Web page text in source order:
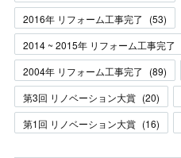
2016年 リフォーム工事完了
(53)
2014 ~ 2015年 リフォーム工事完了
2004年 リフォーム工事完了
(89)
第3回 リノベーション大賞 (20)
第1回 リノベーション大賞 (16)